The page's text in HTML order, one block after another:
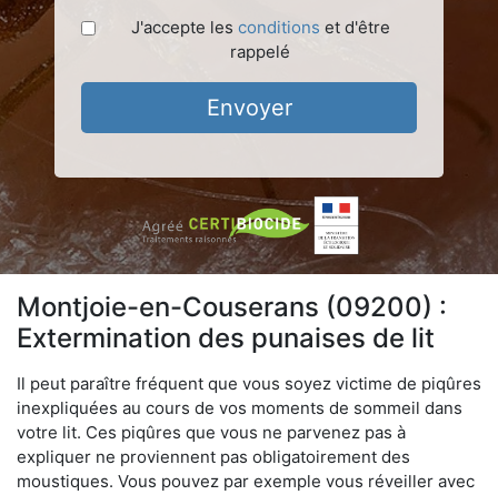
J'accepte les conditions et d'être
rappelé
Envoyer
Montjoie-en-Couserans (09200) :
Extermination des punaises de lit
Il peut paraître fréquent que vous soyez victime de piqûres
inexpliquées au cours de vos moments de sommeil dans
votre lit. Ces piqûres que vous ne parvenez pas à
expliquer ne proviennent pas obligatoirement des
moustiques. Vous pouvez par exemple vous réveiller avec